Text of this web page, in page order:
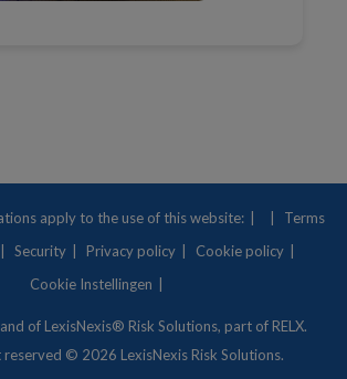
apply to the use of this website:
Terms
Security Privacy policy
Cookie policy
Cookie Instellingen
of LexisNexis® Risk Solutions, part of RELX.
reserved © 2026 LexisNexis Risk Solutions.